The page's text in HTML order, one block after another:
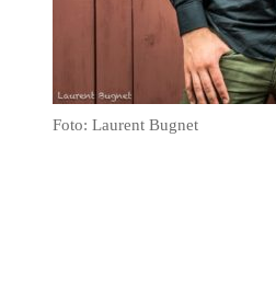
Foto: Laurent Bugnet